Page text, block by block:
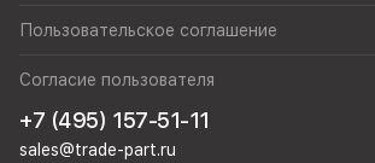
Пользовательское соглашение
Согласие пользователя
+7 (495) 157-51-11
sales@trade-part.ru